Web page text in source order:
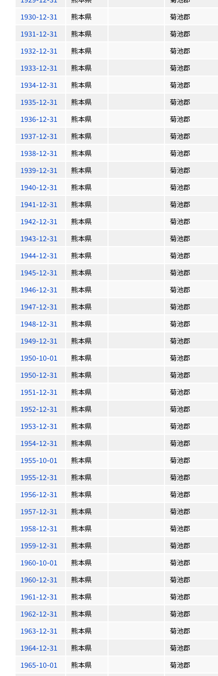
1930-12-31
熊本県
菊池郡
1931-12-31
熊本県
菊池郡
1932-12-31
熊本県
菊池郡
1933-12-31
熊本県
菊池郡
1934-12-31
熊本県
菊池郡
1935-12-31
熊本県
菊池郡
1936-12-31
熊本県
菊池郡
1937-12-31
熊本県
菊池郡
1938-12-31
熊本県
菊池郡
1939-12-31
熊本県
菊池郡
1940-12-31
熊本県
菊池郡
1941-12-31
熊本県
菊池郡
1942-12-31
熊本県
菊池郡
1943-12-31
熊本県
菊池郡
1944-12-31
熊本県
菊池郡
1945-12-31
熊本県
菊池郡
1946-12-31
熊本県
菊池郡
1947-12-31
熊本県
菊池郡
1948-12-31
熊本県
菊池郡
1949-12-31
熊本県
菊池郡
1950-10-01
熊本県
菊池郡
1950-12-31
熊本県
菊池郡
1951-12-31
熊本県
菊池郡
1952-12-31
熊本県
菊池郡
1953-12-31
熊本県
菊池郡
1954-12-31
熊本県
菊池郡
1955-10-01
熊本県
菊池郡
1955-12-31
熊本県
菊池郡
1956-12-31
熊本県
菊池郡
1957-12-31
熊本県
菊池郡
1958-12-31
熊本県
菊池郡
1959-12-31
熊本県
菊池郡
1960-10-01
熊本県
菊池郡
1960-12-31
熊本県
菊池郡
1961-12-31
熊本県
菊池郡
1962-12-31
熊本県
菊池郡
1963-12-31
熊本県
菊池郡
1964-12-31
熊本県
菊池郡
1965-10-01
熊本県
菊池郡